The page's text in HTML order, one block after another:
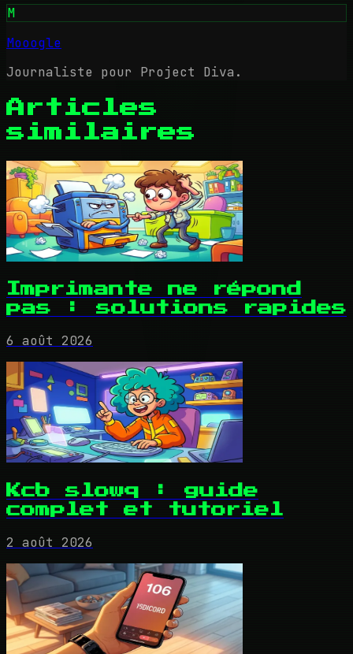
M
Mooogle
Journaliste pour Project Diva.
Articles
similaires
Imprimante ne répond
pas : solutions rapides
6 août 2026
Kcb slowq : guide
complet et tutoriel
2 août 2026